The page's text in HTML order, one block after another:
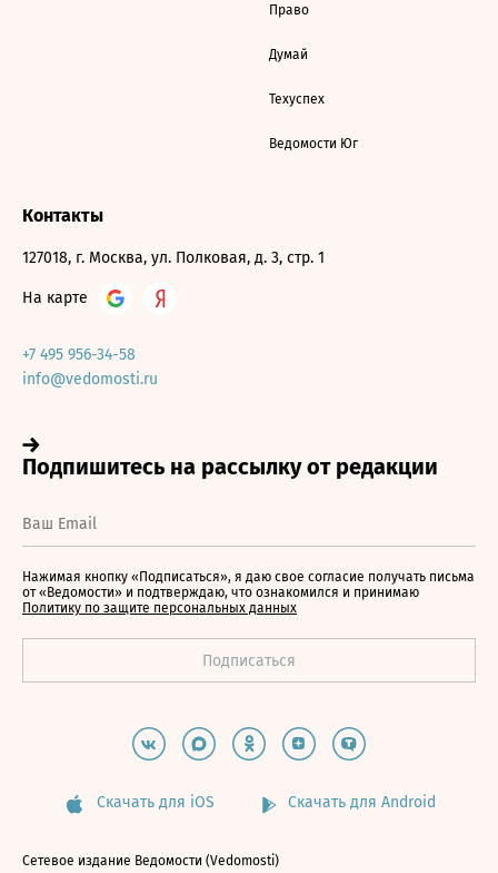
Право
Думай
Техуспех
Ведомости Юг
Контакты
127018, г. Москва, ул. Полковая, д. 3, стр. 1
На карте
+7 495 956-34-58
info@vedomosti.ru
Нажимая кнопку «Подписаться», я даю свое согласие получать письма
от «Ведомости» и подтверждаю, что ознакомился и принимаю
Политику по защите персональных данных
Скачать для iOS Скачать для Android
Сетевое издание Ведомости (Vedomosti)